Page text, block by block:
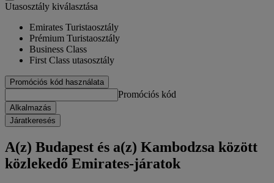
Utasosztály kiválasztása
Emirates Turistaosztály
Prémium Turistaosztály
Business Class
First Class utasosztály
Promóciós kód használata
Promóciós kód
Alkalmazás
Járatkeresés
A(z) Budapest és a(z) Kambodzsa között
közlekedő Emirates-járatok